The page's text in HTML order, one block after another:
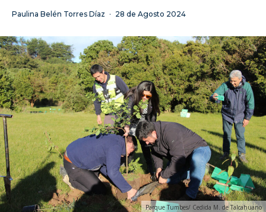
Paulina Belén Torres Díaz · 28 de Agosto 2024
Parque Tumbes/ Cedida M. de Talcahuano